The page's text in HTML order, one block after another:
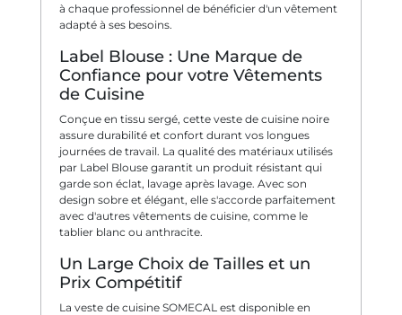
à chaque professionnel de bénéficier d'un vêtement
adapté à ses besoins.
Label Blouse : Une Marque de
Confiance pour votre Vêtements
de Cuisine
Conçue en tissu sergé, cette veste de cuisine noire
assure durabilité et confort durant vos longues
journées de travail. La qualité des matériaux utilisés
par Label Blouse garantit un produit résistant qui
garde son éclat, lavage après lavage. Avec son
design sobre et élégant, elle s'accorde parfaitement
avec d'autres vêtements de cuisine, comme le
tablier blanc ou anthracite.
Un Large Choix de Tailles et un
Prix Compétitif
La veste de cuisine SOMECAL est disponible en